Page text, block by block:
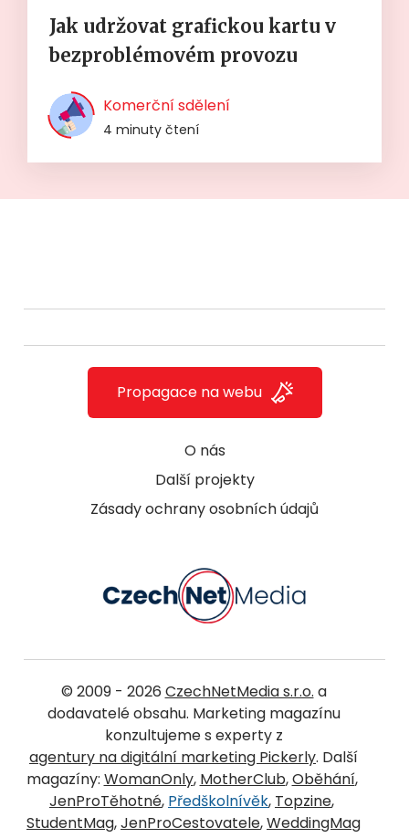
Jak udržovat grafickou kartu v
bezproblémovém provozu
Komerční sdělení
4 minuty čtení
O nás
Další projekty
Zásady ochrany osobních údajů
Propagace na webu
© 2009 - 2026 CzechNetMedia s.r.o. a
dodavatelé obsahu. Marketing magazínu
konzultujeme s experty z
agentury na digitální marketing Pickerly. Další
magazíny: WomanOnly, MotherClub,Oběhání,
JenProTěhotné, Předškolnívěk, Topzine,
StudentMag,JenProCestovatele,WeddingMag